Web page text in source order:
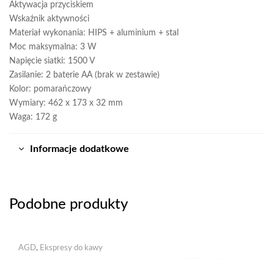
Aktywacja przyciskiem
Wskaźnik aktywności
Materiał wykonania: HIPS + aluminium + stal
Moc maksymalna: 3 W
Napięcie siatki: 1500 V
Zasilanie: 2 baterie AA (brak w zestawie)
Kolor: pomarańczowy
Wymiary: 462 x 173 x 32 mm
Waga: 172 g
Informacje dodatkowe
Podobne produkty
AGD, Ekspresy do kawy